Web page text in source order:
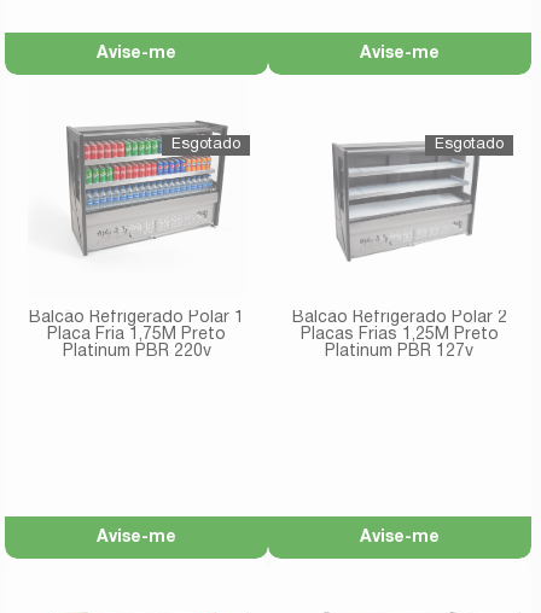
Avise-me Avise-me
Balcão Refrigerado Polar 1
Placa Fria 1,75M Preto
Platinum PBR 220v
Avise-me
Balcão Refrigerado Polar 2
Placas Frias 1,25M Preto
Platinum PBR 127v
Avise-me